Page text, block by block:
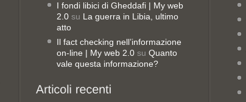
I fondi libici di Gheddafi | My web
2.0 su La guerra in Libia, ultimo
atto
Il fact checking nell’informazione
on-line | My web 2.0 su Quanto
vale questa informazione?